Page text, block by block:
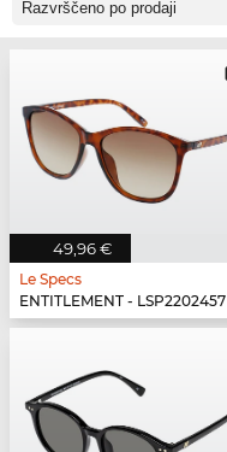
49,96 €
Le Specs
ENTITLEMENT - LSP2202457